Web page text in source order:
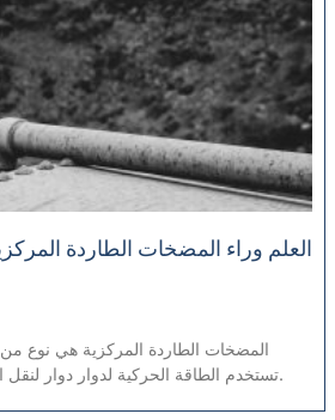
العلم وراء المضخات الطاردة
المضخات الطاردة المركزية هي نوع من
تستخدم الطاقة الحركية لدوار دوار لنقل السوائل من مكان إلى آخر.